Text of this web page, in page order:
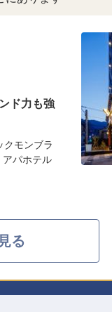
ド力も強
クモンブラ
アパホテル
る